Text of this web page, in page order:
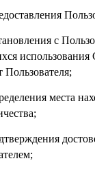
с
использования
Пользователя;
места